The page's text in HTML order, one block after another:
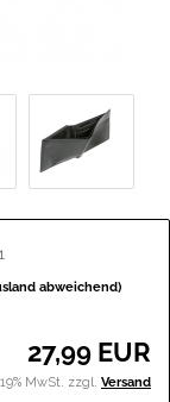
abweichend)
27,99 EUR
MwSt. zzgl. Versand